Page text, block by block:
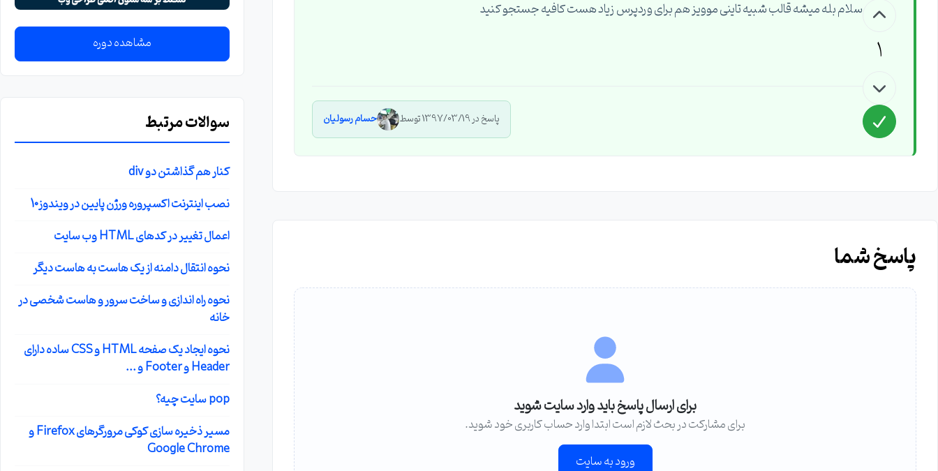
1
سلام بله میشه قالب شبیه تاینی موویز هم برای وردپرس زیاد هست کافیه جستجو کنید
پاسخ در 1397/03/19 توسط حسام رسولیان
پاسخ شما
برای ارسال پاسخ باید وارد سایت شوید
برای مشارکت در بحث لازم است ابتدا وارد حساب کاربری خود شوید.
ورود به سایت
مشاهده دوره
سوالات مرتبط
کنار هم گذاشتن دو div
نصب اینترنت اکسپروره ورژن پایین در ویندوز10
اعمال تغییر در کدهای HTML وب سایت
نحوه انتقال دامنه از یک هاست به هاست دیگر
نحوه راه اندازی و ساخت سرور و هاست شخصی در
خانه
نحوه ایجاد یک صفحه HTML و CSS ساده دارای
Header و Footer و ...
pop سایت چیه؟
مسیر ذخیره سازی کوکی مرورگرهای Firefox و
Google Chrome